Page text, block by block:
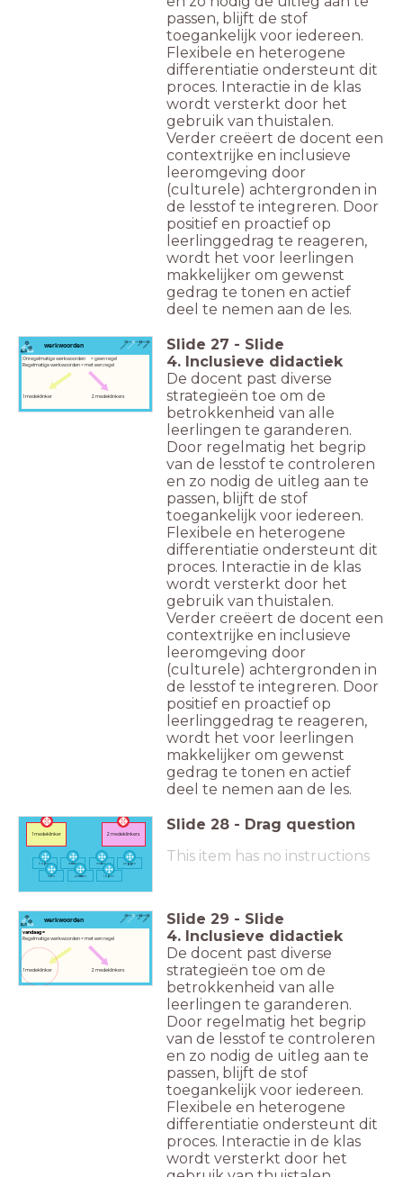
passen, blijft de stof
toegankelijk voor iedereen.
Flexibele en heterogene
differentiatie ondersteunt dit
proces. Interactie in de klas
wordt versterkt door het
gebruik van thuistalen.
Verder creëert de docent een
contextrijke en inclusieve
leeromgeving door
(culturele) achtergronden in
de lesstof te integreren. Door
positief en proactief op
leerlinggedrag te reageren,
wordt het voor leerlingen
makkelijker om gewenst
gedrag te tonen en actief
deel te nemen aan de les.
werkwoorden
Onregelmatige werkwoorden = geen regel
Regelmatige werkwoorden = met een regel
1 medeklinker 2 medeklinkers
Slide 27 - Slide
4. Inclusieve didactiek
De docent past diverse
strategieën toe om de
betrokkenheid van alle
leerlingen te garanderen.
Door regelmatig het begrip
van de lesstof te controleren
en zo nodig de uitleg aan te
passen, blijft de stof
toegankelijk voor iedereen.
Flexibele en heterogene
differentiatie ondersteunt dit
proces. Interactie in de klas
wordt versterkt door het
gebruik van thuistalen.
Verder creëert de docent een
contextrijke en inclusieve
leeromgeving door
(culturele) achtergronden in
de lesstof te integreren. Door
positief en proactief op
leerlinggedrag te reageren,
wordt het voor leerlingen
makkelijker om gewenst
gedrag te tonen en actief
deel te nemen aan de les.
1 medeklinker 2 medeklinkers
kopen rennen
leren pakken
maken
lopen
ze ggen
Slide 28 - Drag question
This item has no instructions
werkwoorden
vandaag =
Regelmatige werkwoorden = met een regel
1 medeklinker 2 medeklinkers
Slide 29 - Slide
4. Inclusieve didactiek
De docent past diverse
strategieën toe om de
betrokkenheid van alle
leerlingen te garanderen.
Door regelmatig het begrip
van de lesstof te controleren
en zo nodig de uitleg aan te
passen, blijft de stof
toegankelijk voor iedereen.
Flexibele en heterogene
differentiatie ondersteunt dit
proces. Interactie in de klas
wordt versterkt door het